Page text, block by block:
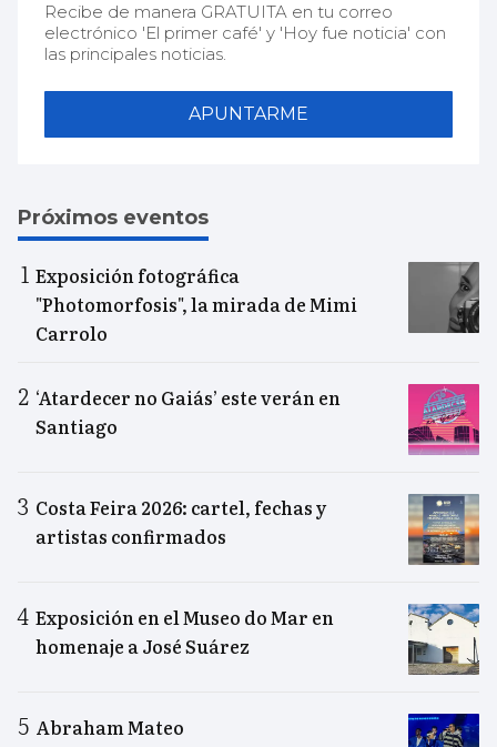
Recibe de manera GRATUITA en tu correo
electrónico 'El primer café' y 'Hoy fue noticia' con
las principales noticias.
APUNTARME
Próximos eventos
Exposición fotográfica
"Photomorfosis", la mirada de Mimi
Carrolo
‘Atardecer no Gaiás’ este verán en
Santiago
Costa Feira 2026: cartel, fechas y
artistas confirmados
Exposición en el Museo do Mar en
homenaje a José Suárez
Abraham Mateo